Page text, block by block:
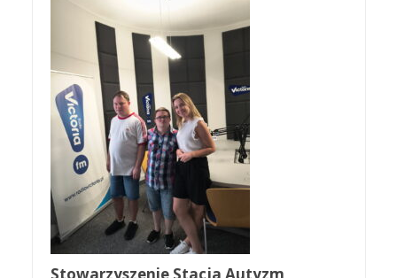
Stowarzyszenie Stacja Autyzm